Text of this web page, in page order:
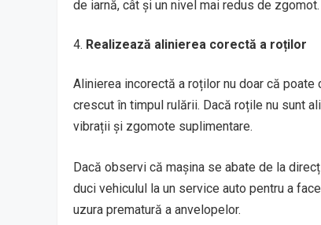
de iarnă, cât și un nivel mai redus de zgomot.
Realizează alinierea corectă a roților
Alinierea incorectă a roților nu doar că
crescut în timpul rulării. Dacă roțile nu sunt
vibrații și zgomote suplimentare.
Dacă observi că mașina se abate de la
duci vehiculul la un service auto pentru a
uzura prematură a anvelopelor.